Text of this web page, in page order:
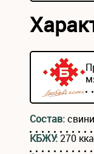
Состав:
КБЖУ:270